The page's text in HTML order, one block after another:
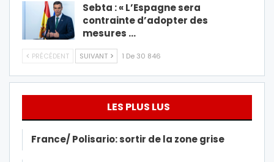
Sebta : « L’Espagne sera
contrainte d’adopter des
mesures …
PRÉCÉDENT SUIVANT 1 De 30 846
LES PLUS LUS
France/ Polisario: sortir de la zone grise